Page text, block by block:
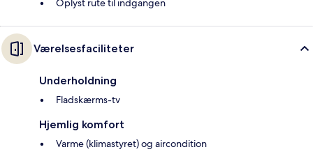
Oplyst rute til indgangen
Værelsesfaciliteter
Underholdning
Fladskærms-tv
Hjemlig komfort
Varme (klimastyret) og aircondition